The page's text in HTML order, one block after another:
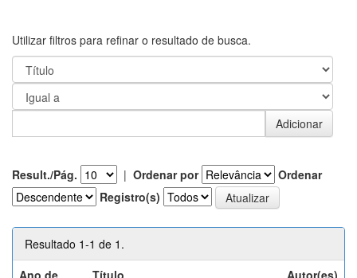
Utilizar filtros para refinar o resultado de busca.
Result./Pág. | Ordenar por
Ordenar
Registro(s)
Resultado 1-1 de 1.
Ano de
Título Autor(es)